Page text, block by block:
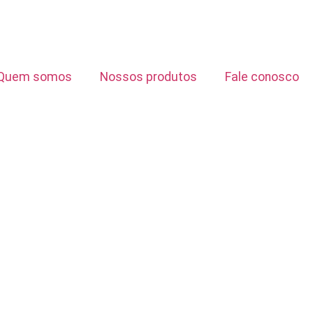
somos Nossos produtos Fale conosco